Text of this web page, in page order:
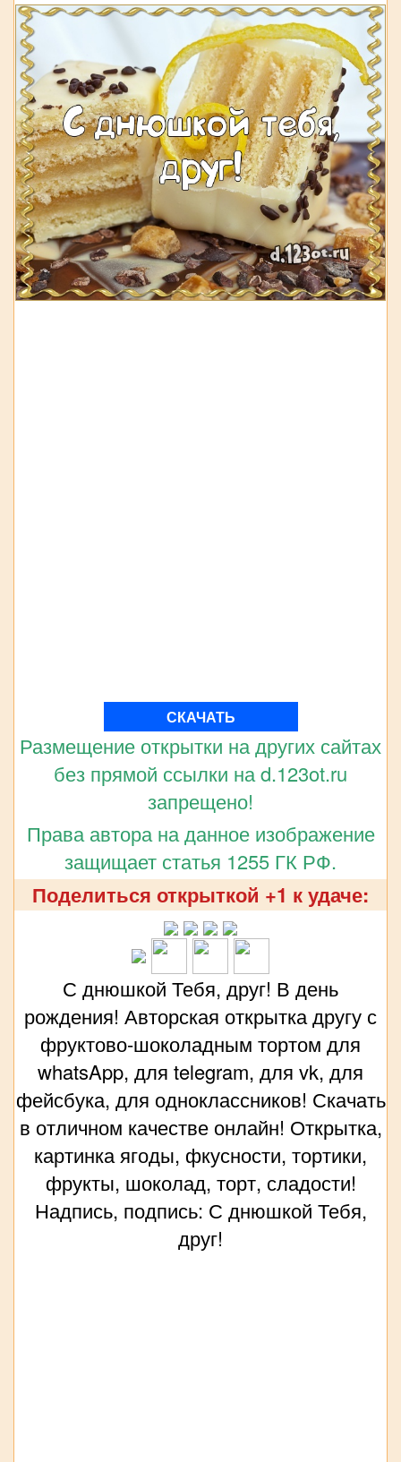
СКАЧАТЬ
Размещение открытки на других сайтах
без прямой ссылки на d.123ot.ru
запрещено!
Права автора на данное изображение
защищает статья 1255 ГК РФ.
Поделиться открыткой +1 к удаче:
С днюшкой Тебя, друг! В день
рождения! Авторская открытка другу с
фруктово-шоколадным тортом для
whatsApp, для telegram, для vk, для
фейсбука, для одноклассников! Скачать
в отличном качестве онлайн! Открытка,
картинка ягоды, фкусности, тортики,
фрукты, шоколад, торт, сладости!
Надпись, подпись: С днюшкой Тебя,
друг!